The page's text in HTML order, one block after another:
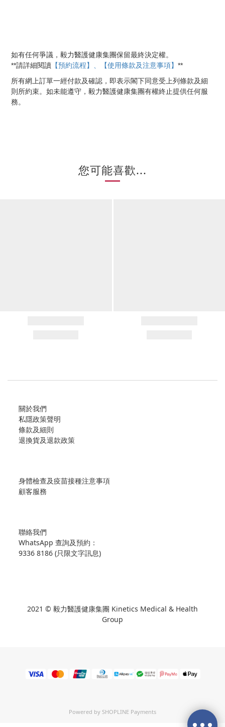
如有任何爭議，毅力醫護健康集團保留最終決定權。
**請詳細閱讀 【預約流程】、【使用條款及注意事項】 **
所有網上訂單一經付款及確認，即表示閣下同意受上列條款及細
則所約束。如未能遵守，毅力醫護健康集團有權終止提供任何服
務。
您可能喜歡...
關於我們
私隱政策聲明
條款及細則
退換貨及退款政策
身體檢查及疫苗接種注意事項
顧客服務
聯絡我們
WhatsApp 查詢及預約：
9336 8186 (只限文字訊息)
2021 © 毅力醫護健康集團 Kinetics Medical & Health
Group
Powered by SHOPLINE Payments